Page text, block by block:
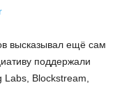
высказывал ещё сам
поддержали
Labs, Blockstream,